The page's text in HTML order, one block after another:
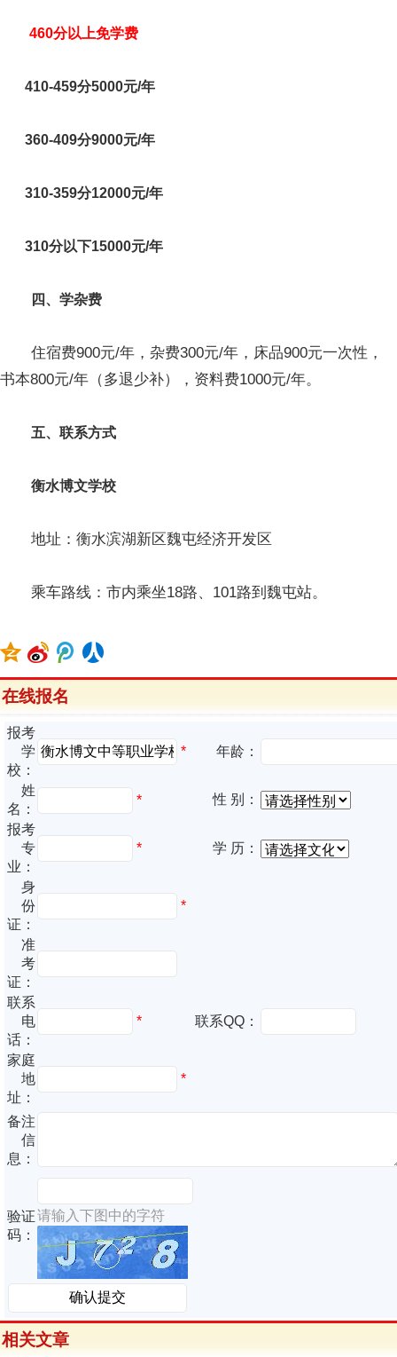
460分以上免学费
410-459分5000元/年
360-409分9000元/年
310-359分12000元/年
310分以下15000元/年
四、学杂费
住宿费900元/年，杂费300元/年，床品900元一次性，
书本800元/年（多退少补），资料费1000元/年。
五、联系方式
衡水博文学校
地址：衡水滨湖新区魏屯经济开发区
乘车路线：市内乘坐18路、101路到魏屯站。
在线报名
报考
学
校：
* 年龄：
姓
名：
*
性 别：
报考
专
业：
* 学 历：
身
份
证：
*
准
考
证：
联系
电
话：
* 联系QQ：
家庭
地
址：
*
备注
信
息：
验证
码：
请输入下图中的字符
相关文章